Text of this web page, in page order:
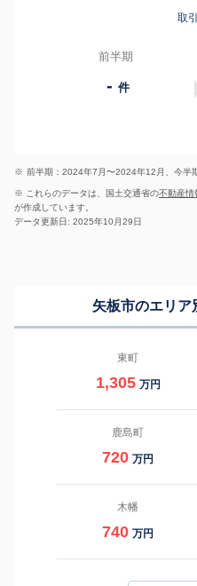
取
前半期
- 件
※ 前半期：2024年7月〜2024年12月、今半
※ これらのデータは、国土交通省の不動産情
が作成しています。
データ更新日: 2025年10月29日
矢板市のエリア
東町
1,305 万円
鹿島町
720 万円
木幡
740 万円